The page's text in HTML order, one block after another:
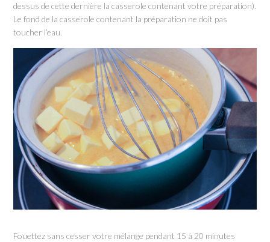
dessus de cette dernière la casserole contenant votre préparation).
Le fond de la casserole contenant la préparation ne doit pas
toucher l’eau.
Fouettez sans cesser votre mélange pendant 15 à 20 minutes